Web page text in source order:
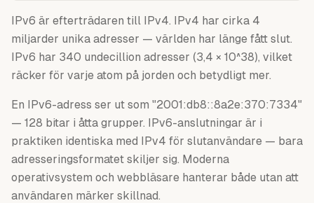
IPv6 är efterträdaren till IPv4. IPv4 har cirka 4
miljarder unika adresser — världen har länge fått slut.
IPv6 har 340 undecillion adresser (3,4 × 10^38), vilket
räcker för varje atom på jorden och betydligt mer.
En IPv6-adress ser ut som "2001:db8::8a2e:370:7334"
— 128 bitar i åtta grupper. IPv6-anslutningar är i
praktiken identiska med IPv4 för slutanvändare — bara
adresseringsformatet skiljer sig. Moderna
operativsystem och webbläsare hanterar både utan att
användaren märker skillnad.